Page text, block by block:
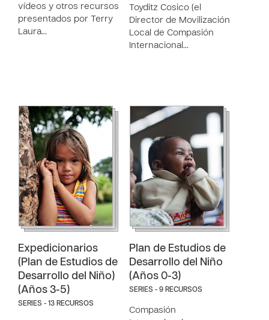
vídeos y otros recursos
presentados por Terry
Laura…
Toyditz Cosico (el
Director de Movilización
Local de Compasión
Internacional…
Expedicionarios
(Plan de Estudios de
Desarrollo del Niño)
(Años 3-5)
SERIES - 13 RECURSOS
Plan de Estudios de
Desarrollo del Niño
(Años 0-3)
SERIES - 9 RECURSOS
Compasión